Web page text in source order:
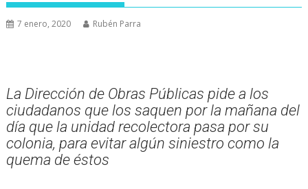
7 enero, 2020 Rubén Parra
La Dirección de Obras Públicas pide a los
ciudadanos que los saquen por la mañana del
día que la unidad recolectora pasa por su
colonia, para evitar algún siniestro como la
quema de éstos